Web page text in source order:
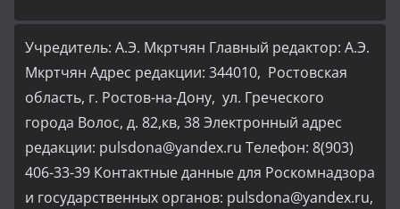
Учредитель: А.Э. Мкртчян Главный редактор: А.Э.
Мкртчян Адрес редакции: 344010, Ростовская
область, г. Ростов-на-Дону, ул. Греческого
города Волос, д. 82,кв, 38 Электронный адрес
редакции: pulsdona@yandex.ru Телефон: 8(903)
406-33-39 Контактные данные для Роскомнадзора
и государственных органов: pulsdona@yandex.ru,